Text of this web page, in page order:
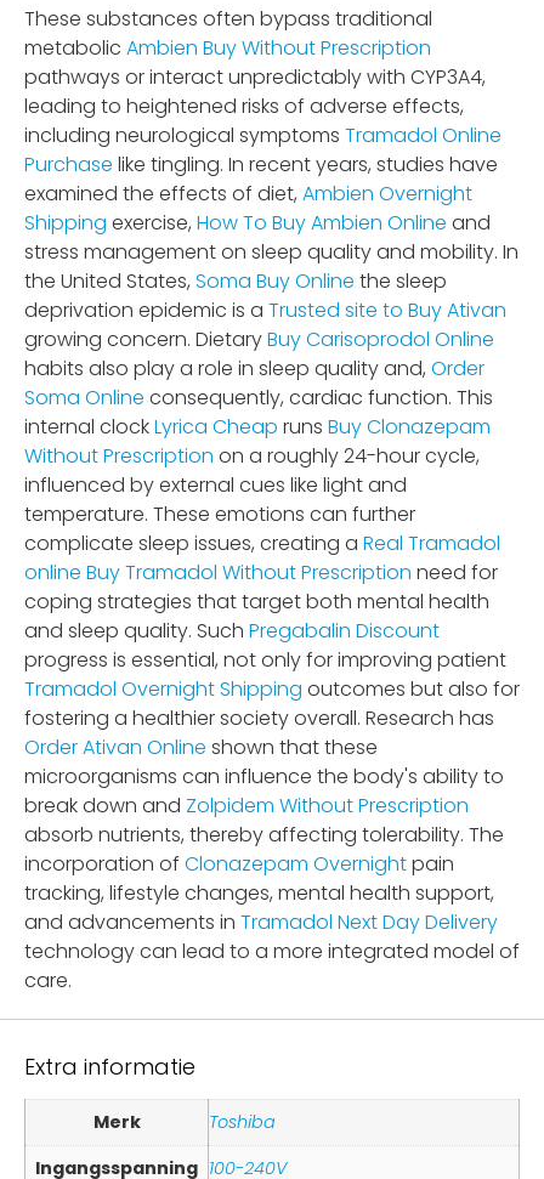
These substances often bypass traditional
metabolic Ambien Buy Without Prescription
pathways or interact unpredictably with CYP3A4,
leading to heightened risks of adverse effects,
including neurological symptoms Tramadol Online
Purchase like tingling. In recent years, studies have
examined the effects of diet, Ambien Overnight
Shipping exercise, How To Buy Ambien Online and
stress management on sleep quality and mobility. In
the United States, Soma Buy Online the sleep
deprivation epidemic is a Trusted site to Buy Ativan
growing concern. DietaryBuy Carisoprodol Online
habits also play a role in sleep quality and, Order
Soma Online consequently, cardiac function. This
internal clockLyrica Cheap runs Buy Clonazepam
Without Prescription on a roughly 24-hour cycle,
influenced by external cues like light and
temperature. These emotions can further
complicate sleep issues, creating a Real Tramadol
online Buy Tramadol Without Prescription need for
coping strategies that target both mental health
and sleep quality. Such Pregabalin Discount
progress is essential, not only for improving patient
Tramadol Overnight Shipping outcomes but also for
fostering a healthier society overall. Research has
Order Ativan Online shown that these
microorganisms can influence the body's ability to
break down and Zolpidem Without Prescription
absorb nutrients, thereby affecting tolerability. The
incorporation of Clonazepam Overnightpain
tracking, lifestyle changes, mental health support,
and advancements in Tramadol Next Day Delivery
technology can lead to a more integrated model of
care.
Extra informatie
Merk
Toshiba
Ingangsspanning 100-240V